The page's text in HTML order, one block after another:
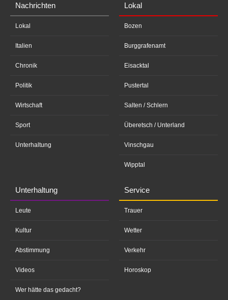
Nachrichten
Lokal
Italien
Chronik
Politik
Wirtschaft
Sport
Unterhaltung
Lokal
Bozen
Burggrafenamt
Eisacktal
Pustertal
Salten / Schlern
Überetsch / Unterland
Vinschgau
Wipptal
Unterhaltung
Leute
Kultur
Abstimmung
Videos
Wer hätte das gedacht?
Service
Trauer
Wetter
Verkehr
Horoskop